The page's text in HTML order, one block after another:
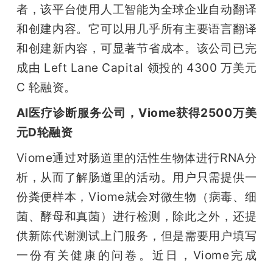
者，该平台使用人工智能为全球企业自动翻译
和创建内容。它可以用几乎所有主要语言翻译
和创建新内容，可显著节省成本。该公司已完
成由 Left Lane Capital 领投的 4300 万美元
C 轮融资。
AI医疗诊断服务公司，Viome获得2500万美
元D轮融资
Viome通过对肠道里的活性生物体进行RNA分
析，从而了解肠道里的活动。用户只需提供一
份粪便样本，Viome就会对微生物（病毒、细
菌、酵母和真菌）进行检测，除此之外，还提
供新陈代谢测试上门服务，但是需要用户填写
一份有关健康的问卷。近日，Viome完成